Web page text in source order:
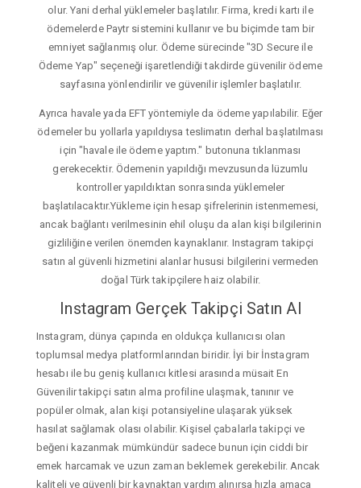
olur. Yani derhal yüklemeler başlatılır. Firma, kredi kartı ile
ödemelerde Paytr sistemini kullanır ve bu biçimde tam bir
emniyet sağlanmış olur. Ödeme sürecinde "3D Secure ile
Ödeme Yap" seçeneği işaretlendiği takdirde güvenilir ödeme
sayfasına yönlendirilir ve güvenilir işlemler başlatılır.
Ayrıca havale yada EFT yöntemiyle da ödeme yapılabilir. Eğer
ödemeler bu yollarla yapıldıysa teslimatın derhal başlatılması
için "havale ile ödeme yaptım." butonuna tıklanması
gerekecektir. Ödemenin yapıldığı mevzusunda lüzumlu
kontroller yapıldıktan sonrasında yüklemeler
başlatılacaktır.Yükleme için hesap şifrelerinin istenmemesi,
ancak bağlantı verilmesinin ehil oluşu da alan kişi bilgilerinin
gizliliğine verilen önemden kaynaklanır. Instagram takipçi
satın al güvenli hizmetini alanlar hususi bilgilerini vermeden
doğal Türk takipçilere haiz olabilir.
Instagram Gerçek Takipçi Satın Al
Instagram, dünya çapında en oldukça kullanıcısı olan
toplumsal medya platformlarından biridir. İyi bir İnstagram
hesabı ile bu geniş kullanıcı kitlesi arasında müsait En
Güvenilir takipçi satın alma profiline ulaşmak, tanınır ve
popüler olmak, alan kişi potansiyeline ulaşarak yüksek
hasılat sağlamak olası olabilir. Kişisel çabalarla takipçi ve
beğeni kazanmak mümkündür sadece bunun için ciddi bir
emek harcamak ve uzun zaman beklemek gerekebilir. Ancak
kaliteli ve güvenli bir kaynaktan yardım alınırsa hızla amaca